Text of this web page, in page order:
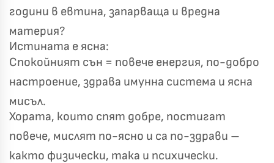
години в евтина, запарваща и вредна
материя?
Истината е ясна:
Спокойният сън = повече енергия, по-добро
настроение, здрава имунна система и ясна
мисъл.
Хората, които спят добре, постигат
повече, мислят по-ясно и са по-здрави –
както физически, така и психически.